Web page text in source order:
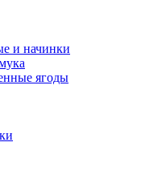
и начинки
ягоды